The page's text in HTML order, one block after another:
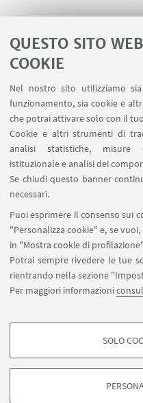
QUESTO SITO
COOKIE
Nel nostro sito utilizziamo
funzionamento, sia cookie e
che potrai attivare solo con il
Cookie e altri strumenti di
analisi statistiche, misure
istituzionale e analisi dei
Se chiudi questo banner
necessari.
Puoi esprimere il consenso sui
"Personalizza cookie" e, se
in "Mostra cookie di
Potrai sempre rivedere le tue
rientrando nella sezione
Per maggiori informazioni
COOKIE DI PROFILAZIONE
degli utenti, creare profili in base
SOLO
©Copyright 2026 - ALMA
Bologna - Via Zamboni, 33 -